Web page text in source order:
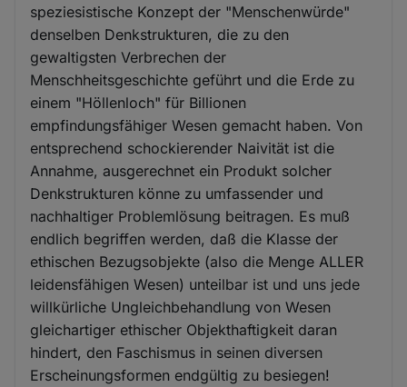
speziesistische Konzept der "Menschenwürde"
denselben Denkstrukturen, die zu den
gewaltigsten Verbrechen der
Menschheitsgeschichte geführt und die Erde zu
einem "Höllenloch" für Billionen
empfindungsfähiger Wesen gemacht haben. Von
entsprechend schockierender Naivität ist die
Annahme, ausgerechnet ein Produkt solcher
Denkstrukturen könne zu umfassender und
nachhaltiger Problemlösung beitragen. Es muß
endlich begriffen werden, daß die Klasse der
ethischen Bezugsobjekte (also die Menge ALLER
leidensfähigen Wesen) unteilbar ist und uns jede
willkürliche Ungleichbehandlung von Wesen
gleichartiger ethischer Objekthaftigkeit daran
hindert, den Faschismus in seinen diversen
Erscheinungsformen endgültig zu besiegen!